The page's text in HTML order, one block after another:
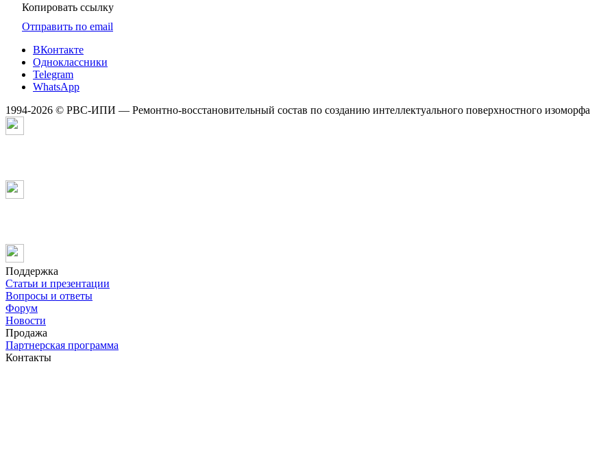
Копировать ссылку
Отправить по email
ВКонтакте
Одноклассники
Telegram
WhatsApp
1994-2026 © РВС-ИПИ — Ремонтно-восстановительный состав по созданию интеллектуального поверхностного изоморфа
Поддержка
Статьи и презентации
Вопросы и ответы
Форум
Новости
Продажа
Партнерская программа
Контакты